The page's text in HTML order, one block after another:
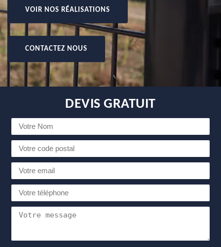
VOIR NOS RÉALISATIONS
CONTACTEZ NOUS
DEVIS GRATUIT